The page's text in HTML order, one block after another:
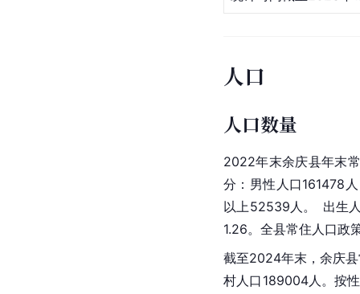
人口
人口数量
2022年末余庆县年末
分：男性人口161478
以上52539人。 出生
1.26。全县常住人口政
截至2024年末，余庆
村人口189004人。按